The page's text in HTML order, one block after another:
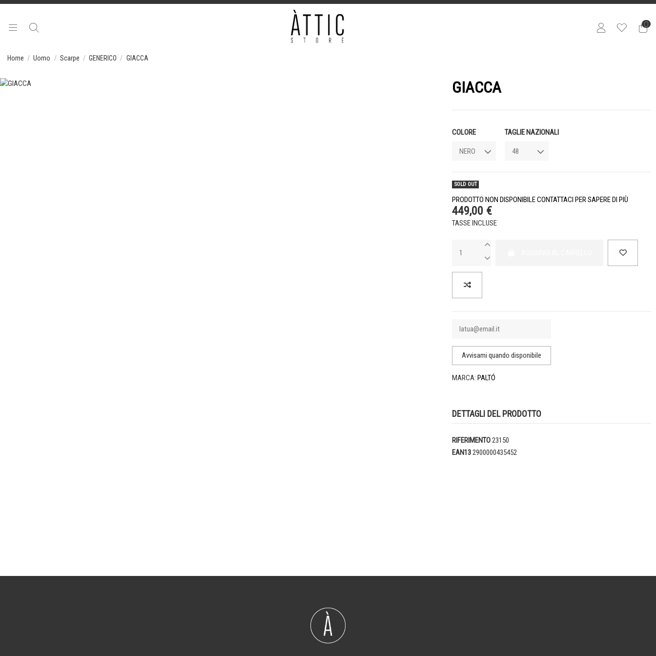
0
Home Uomo Scarpe GENERICO GIACCA
GIACCA
COLORE TAGLIE NAZIONALI
SOLD OUT
PRODOTTO NON DISPONIBILE CONTATTACI PER SAPERE DI PIÙ
449,00 €
TASSE INCLUSE
MARCA: PALTÓ
DETTAGLI DEL PRODOTTO
RIFERIMENTO23150
EAN132900000435452